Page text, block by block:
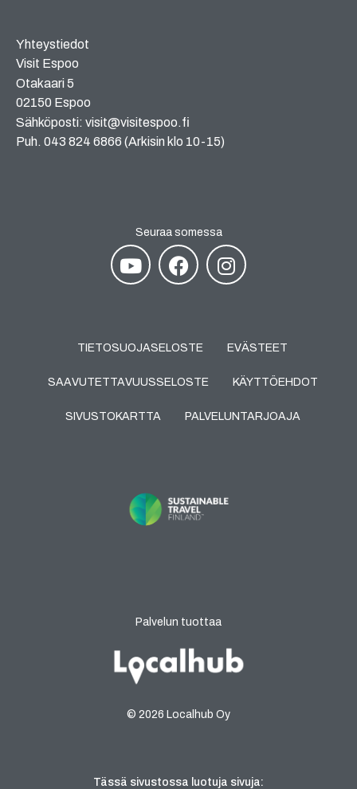
Yhteystiedot
Visit Espoo
Otakaari 5
02150 Espoo
Sähköposti: visit@visitespoo.fi
Puh. 043 824 6866 (Arkisin klo 10-15)
Seuraa somessa
TIETOSUOJASELOSTE EVÄSTEET
SAAVUTETTAVUUSSELOSTE KÄYTTÖEHDOT
SIVUSTOKARTTA PALVELUNTARJOAJA
Palvelun tuottaa
© 2026 Localhub Oy
Tässä sivustossa luotuja sivuja: